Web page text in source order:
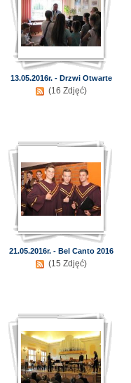
13.05.2016r. - Drzwi Otwarte
(16 Zdjęć)
21.05.2016r. - Bel Canto 2016
(15 Zdjęć)